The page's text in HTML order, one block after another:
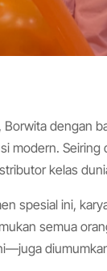
Borwita dengan
modern.
kelas
spesial ini,
semua